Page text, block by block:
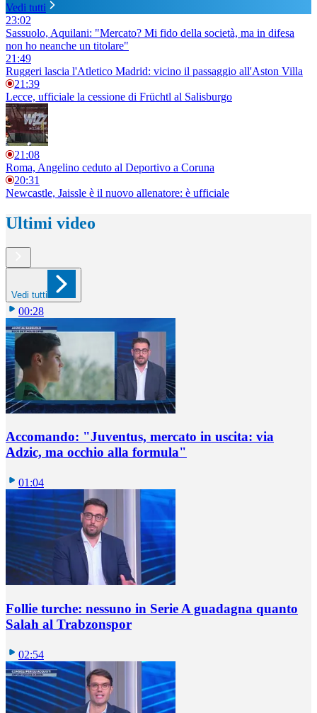
Vedi tutti
23:02
Sassuolo, Aquilani: "Mercato? Mi fido della società, ma in difesa
non ho neanche un titolare"
21:49
Ruggeri lascia l'Atletico Madrid: vicino il passaggio all'Aston Villa
21:39
Lecce, ufficiale la cessione di Früchtl al Salisburgo
21:08
Roma, Angelino ceduto al Deportivo a Coruna
20:31
Newcastle, Jaissle è il nuovo allenatore: è ufficiale
Ultimi video
Vedi tutti
00:28
Accomando: "Juventus, mercato in uscita: via
Adzic, ma occhio alla formula"
01:04
Follie turche: nessuno in Serie A guadagna quanto
Salah al Trabzonspor
02:54